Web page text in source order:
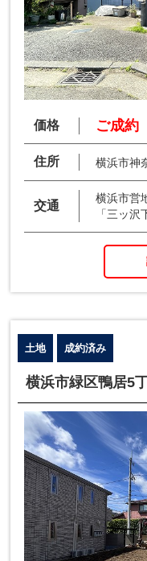
価格 ご成約
住所 横浜市神
交通
横浜市営
「三ッ沢
土地 成約済み
横浜市緑区鴨居5